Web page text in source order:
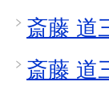
斎藤 道
斎藤 道